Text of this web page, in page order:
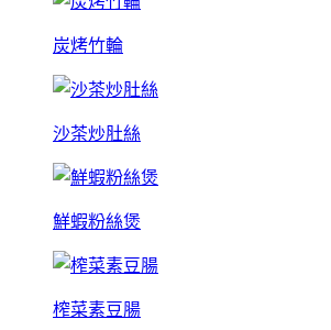
炭烤竹輪
沙茶炒肚絲
鮮蝦粉絲煲
榨菜素豆腸